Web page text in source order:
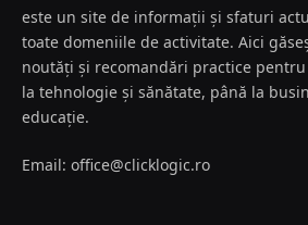
este un site de informații și sfaturi
toate domeniile de activitate. Aici
noutăți și recomandări practice
la tehnologie și sănătate, până la
educație.
Email: office@clicklogic.ro